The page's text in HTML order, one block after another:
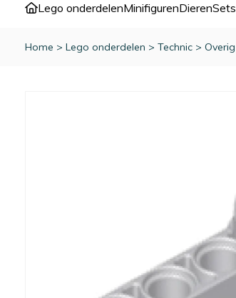
Lego onderdelenMinifigurenDierenSets
Home > Lego onderdelen > Technic > Overig